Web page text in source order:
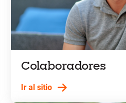
Colaboradores
Ir al sitio